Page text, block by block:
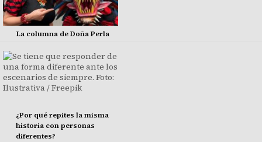
La columna de Doña Perla
¿Por qué repites la misma
historia con personas
diferentes?